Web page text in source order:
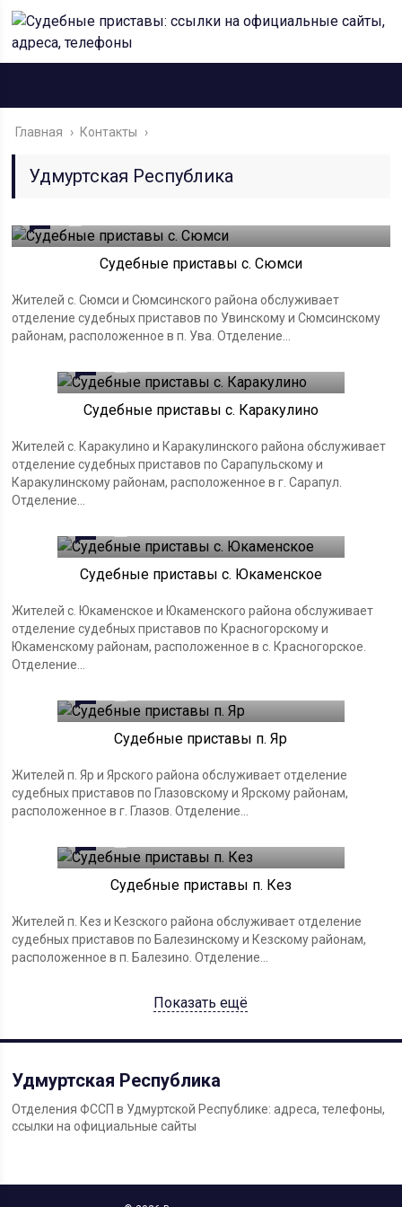
Главная › Контакты ›
Удмуртская Республика
Судебные приставы с. Сюмси
Жителей с. Сюмси и Сюмсинского района обслуживает
отделение судебных приставов по Увинскому и Сюмсинскому
районам, расположенное в п. Ува. Отделение...
Судебные приставы с. Каракулино
Жителей с. Каракулино и Каракулинского района обслуживает
отделение судебных приставов по Сарапульскому и
Каракулинскому районам, расположенное в г. Сарапул.
Отделение...
Судебные приставы с. Юкаменское
Жителей с. Юкаменское и Юкаменского района обслуживает
отделение судебных приставов по Красногорскому и
Юкаменскому районам, расположенное в с. Красногорское.
Отделение...
Судебные приставы п. Яр
Жителей п. Яр и Ярского района обслуживает отделение
судебных приставов по Глазовскому и Ярскому районам,
расположенное в г. Глазов. Отделение...
Судебные приставы п. Кез
Жителей п. Кез и Кезского района обслуживает отделение
судебных приставов по Балезинскому и Кезскому районам,
расположенное в п. Балезино. Отделение...
Показать ещё
Удмуртская Республика
Отделения ФССП в Удмуртской Республике: адреса, телефоны,
ссылки на официальные сайты